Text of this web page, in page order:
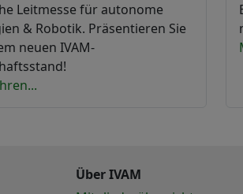
Leitmesse für autonome
& Robotik. Präsentieren Sie
neuen IVAM-
Über IVAM